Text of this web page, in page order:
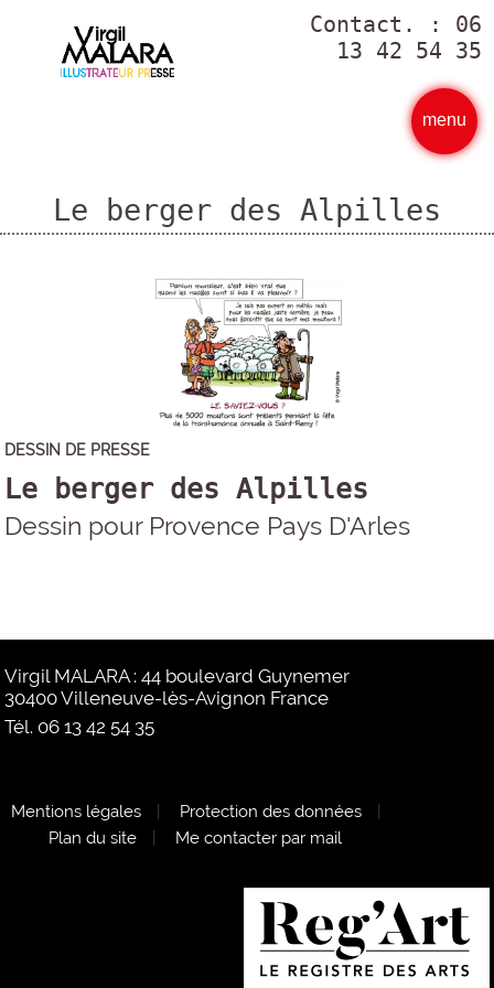
Contact. : 06
13 42 54 35
menu
Le berger des Alpilles
DESSIN DE PRESSE
Le berger des Alpilles
Dessin pour Provence Pays D'Arles
Virgil MALARA : 44 boulevard Guynemer
30400 Villeneuve-lès-Avignon France
Tél. 06 13 42 54 35
Mentions légales Protection des données
Plan du site
Me contacter par mail